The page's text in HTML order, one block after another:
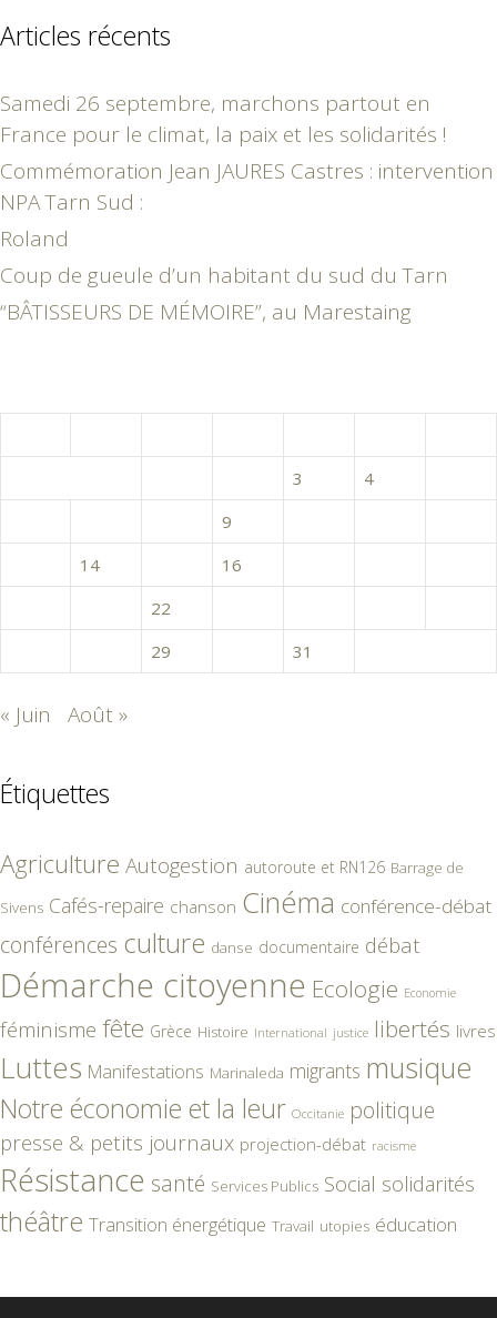
Articles récents
Samedi 26 septembre, marchons partout en
France pour le climat, la paix et les solidarités !
Commémoration Jean JAURES Castres : intervention
NPA Tarn Sud :
Roland
Coup de gueule d’un habitant du sud du Tarn
“BÂTISSEURS DE MÉMOIRE”, au Marestaing
3 4
9
14 16
22
29 31
« Juin Août »
Étiquettes
Agriculture Autogestion autoroute et RN126 Barrage de
Sivens Cafés-repaire chanson Cinéma conférence-débat
conférences culture danse documentaire débat
Démarche citoyenne Ecologie Economie
féminisme fête Grèce Histoire International justice libertés livres
Luttes Manifestations Marinaleda migrants musique
Notre économie et la leur Occitanie politique
presse & petits journaux projection-débat racisme
Résistance santé Services Publics Social solidarités
théâtre Transition énergétique Travail utopies éducation